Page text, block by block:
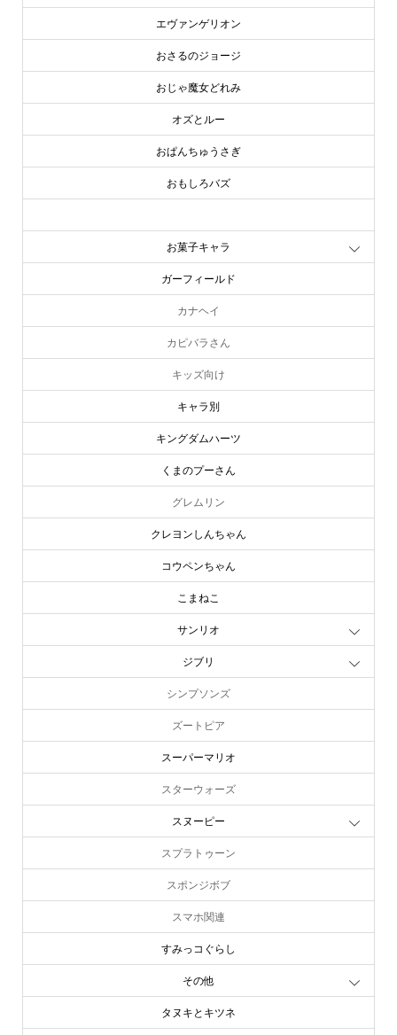
エヴァンゲリオン
おさるのジョージ
おじゃ魔女どれみ
オズとルー
おぱんちゅうさぎ
おもしろバズ
お菓子キャラ
ガーフィールド
カナヘイ
カピバラさん
キッズ向け
キャラ別
キングダムハーツ
くまのプーさん
グレムリン
クレヨンしんちゃん
コウペンちゃん
こまねこ
サンリオ
ジブリ
シンプソンズ
ズートピア
スーパーマリオ
スターウォーズ
スヌーピー
スプラトゥーン
スポンジボブ
スマホ関連
すみっコぐらし
その他
タヌキとキツネ